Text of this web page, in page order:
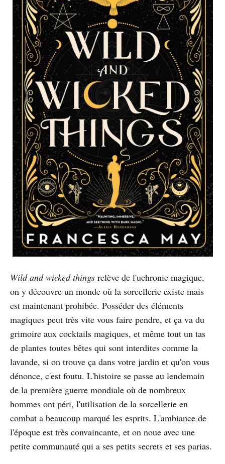
Wild and wicked things relève de l'uchronie magique,
on y découvre un monde où la sorcellerie existe mais
est maintenant prohibée. Posséder des éléments
magiques peut très vite vous faire pendre, et ça va du
grimoire aux cocktails magiques, et même tout un tas
de plantes toutes bêtes qui sont interdites comme la
lavande, si on trouve ça dans votre jardin et qu'on vous
dénonce, c'est foutu. L'histoire se passe au lendemain
de la première guerre mondiale où de nombreux
hommes ont péri, l'utilisation de la sorcellerie en
combat a beaucoup marqué les esprits. L'ambiance de
l'époque est très convaincante, et on noue avec une
petite communauté qui a ses petits secrets et ses parias.